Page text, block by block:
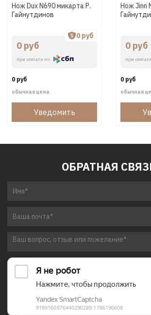
Нож Dux N690 микарта Р.
Гайнутдинов
0 руб
при оплате по
0 руб
0 руб
обычная цена
Уведомить
Нож Jinn
0 руб
при
0 руб
обычная
ОБРАТНАЯ